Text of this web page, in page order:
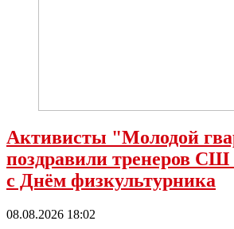
Активисты "Молодой
поздравили тренеров СШ
с Днëм физкультурника
08.08.2026 18:02